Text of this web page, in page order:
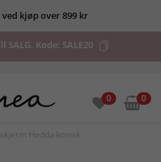
kjøp over 899 kr
SALG. Kode: SALE20
0 0
Hedda konisk